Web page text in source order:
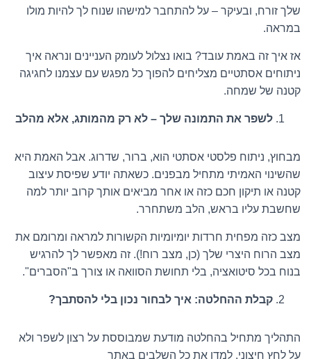
שלך זורח, ובעיקר – על להתחבר למישהו שנוח לך להיות מולו
במראה.
אז איך זה באמת עובד? בואו נצלול לעומק העניינים ונראה איך
ניתוחים אסתטיים מצליחים להפוך כל מפגש עם עצמנו לחגיגה
קטנה של שמחה.
לשפר את התמונה שלך – לא רק מהמותג, אלא מהלב
מבחוץ, ניתוח פלסטי אסתטי הוא, ברור, שדרוג. אבל האמת היא
שהשינוי האמיתי מתחיל מבפנים. כשאתה יודע שפיסת עיצוב
קטנה או תיקון חכם כזה או אחר מביאים אותך קרוב יותר למה
שחשבת עליו בראש, הלב משתחרר.
מצב כזה מפחית חרדות יומיומיות הקשורות למראה ומרומם את
מצב הרוח היצרי שלך (כן, מצב רוח!). זה מאפשר לך להרגיש
בנוח בכל סיטואציה, בלי תחושת הסוואה או צורך ב"הסברים".
קבלת ההחלטה: איך לבחור נכון בלי להסתבך?
התהליך מתחיל בהחלטה מודעת שמבוססת על רצון לשפר ולא
על לחץ חיצוני, למדו את כל השלבים באתר